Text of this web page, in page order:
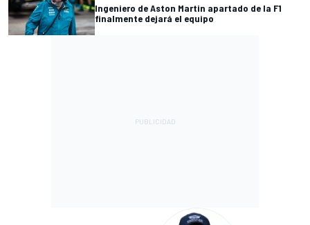
Ingeniero de Aston Martin apartado de la F1
finalmente dejará el equipo